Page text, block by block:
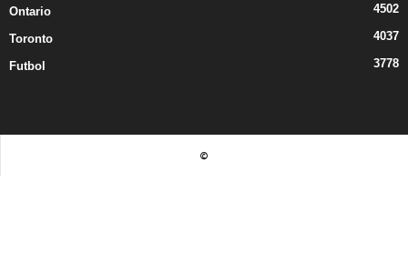
Ontario 4502
Toronto 4037
Futbol 3778
©